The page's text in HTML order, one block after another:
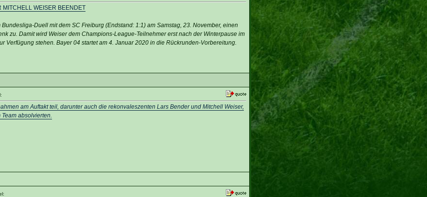
WEISER BEENDET
Duell mit dem SC Freiburg (Endstand: 1:1) am Samstag, 23. November, einen
zu. Damit wird Weiser dem Champions-League-Teilnehmer erst nach der Winterpause im
Verfügung stehen. Bayer 04 startet am 4. Januar 2020 in die Rückrunden-Vorbereitung.
am Auftakt teil, darunter auch die rekonvaleszenten Lars Bender und Mitchell Weiser,
absolvierten.